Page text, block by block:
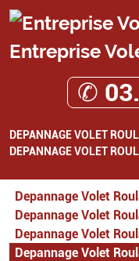
Entreprise
✆
DEPANNAGE VOLET
DEPANNAGE VOLET
Depannage Volet
Depannage Volet
Depannage Volet
Depannage Volet